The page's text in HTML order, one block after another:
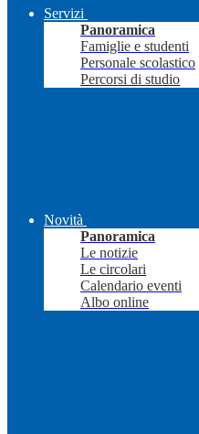
Servizi
Panoramica
Famiglie e studenti
Personale scolastico
Percorsi di studio
Novità
Panoramica
Le notizie
Le circolari
Calendario eventi
Albo online